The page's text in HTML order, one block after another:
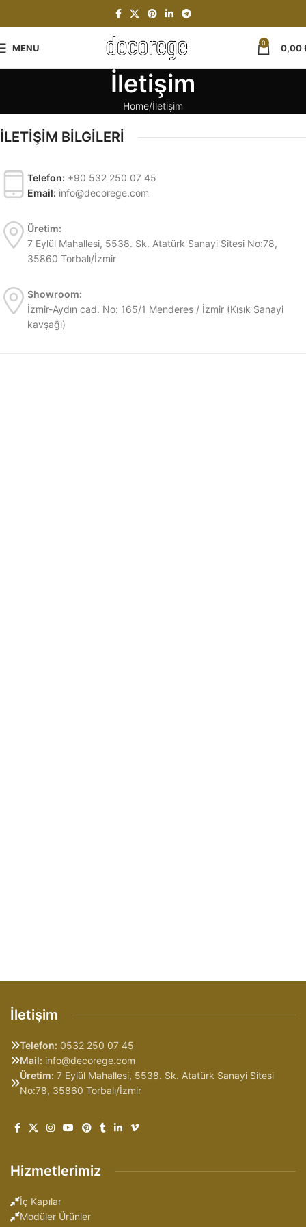
MENU 0 0,00
İletişim
Home İletişim
İLETİŞİM BİLGİLERİ
Telefon: +90 532 250 07 45
Email: info@decorege.com
Üretim:
7 Eylül Mahallesi, 5538. Sk. Atatürk Sanayi Sitesi No:78,
35860 Torbalı/İzmir
Showroom:
İzmir-Aydın cad. No: 165/1 Menderes / İzmir (Kısık Sanayi
kavşağı)
İletişim
Telefon: 0532 250 07 45
Mail: info@decorege.com
Üretim: 7 Eylül Mahallesi, 5538. Sk. Atatürk Sanayi Sitesi
No:78, 35860 Torbalı/İzmir
Hizmetlerimiz
İç Kapılar
Modüler Ürünler